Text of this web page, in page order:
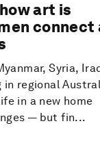
how art is
connect
Syria,
regional
in a new home
— but fin...